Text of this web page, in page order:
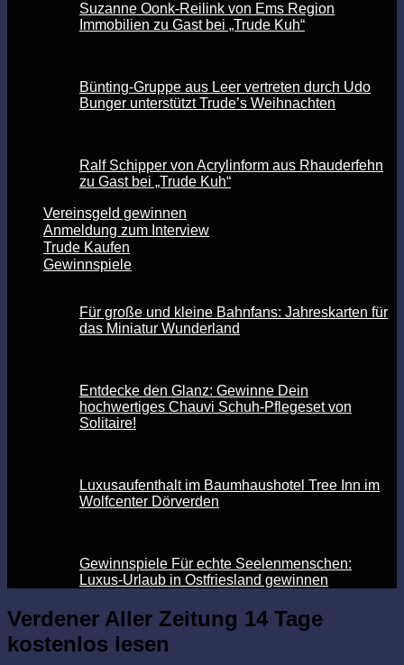
Suzanne Oonk-Reilink von Ems Region
Immobilien zu Gast bei „Trude Kuh“
Bünting-Gruppe aus Leer vertreten durch Udo
Bunger unterstützt Trude’s Weihnachten
Ralf Schipper von Acrylinform aus Rhauderfehn
zu Gast bei „Trude Kuh“
Vereinsgeld gewinnen
Anmeldung zum Interview
Trude Kaufen
Gewinnspiele
Für große und kleine Bahnfans: Jahreskarten für
das Miniatur Wunderland
Entdecke den Glanz: Gewinne Dein
hochwertiges Chauvi Schuh-Pflegeset von
Solitaire!
Luxusaufenthalt im Baumhaushotel Tree Inn im
Wolfcenter Dörverden
Gewinnspiele Für echte Seelenmenschen:
Luxus-Urlaub in Ostfriesland gewinnen
Verdener Aller Zeitung 14 Tage
kostenlos lesen